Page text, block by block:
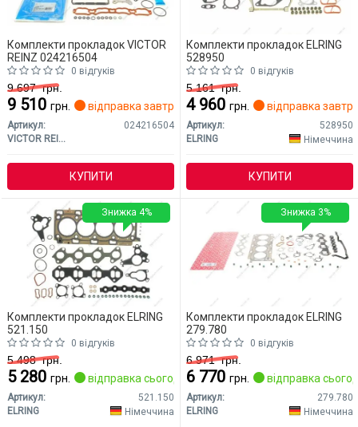
Комплекти прокладок VICTOR
REINZ 024216504
0 відгуків
9 697грн.
9 510 грн. відправка завтра
Артикул:
024216504
VICTOR REINZ
КУПИТИ
Комплекти прокладок ELRING
528950
0 відгуків
5 161грн.
4 960 грн. відправка
Артикул:
528950
ELRING
Німеччина
КУПИТИ
Комплекти прокладок ELRING
521.150
0 відгуків
5 498грн.
5 280 грн. відправка сьогодні
Артикул:
521.150
ELRING
Німеччина
Знижка 4%
Комплекти прокладок ELRING
279.780
0 відгуків
6 971грн.
6 770 грн. відправка
Артикул:
279.780
ELRING
Німеччина
Знижка 3%